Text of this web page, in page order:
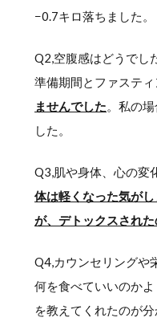
−0.7キロ落ちました。
Q2,空腹感はどうでし
準備期間とファステ
ませんでした。私の
した。
Q3,肌や身体、心の変
体は軽くなった気が
が、デトックスされた
Q4,カウンセリングや
何を食べていいのか
を教えてくれたのが